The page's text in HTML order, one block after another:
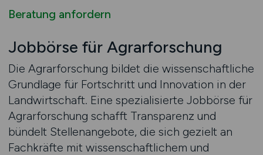
Beratung anfordern
Jobbörse für Agrarforschung
Die Agrarforschung bildet die wissenschaftliche
Grundlage für Fortschritt und Innovation in der
Landwirtschaft. Eine spezialisierte Jobbörse für
Agrarforschung schafft Transparenz und
bündelt Stellenangebote, die sich gezielt an
Fachkräfte mit wissenschaftlichem und